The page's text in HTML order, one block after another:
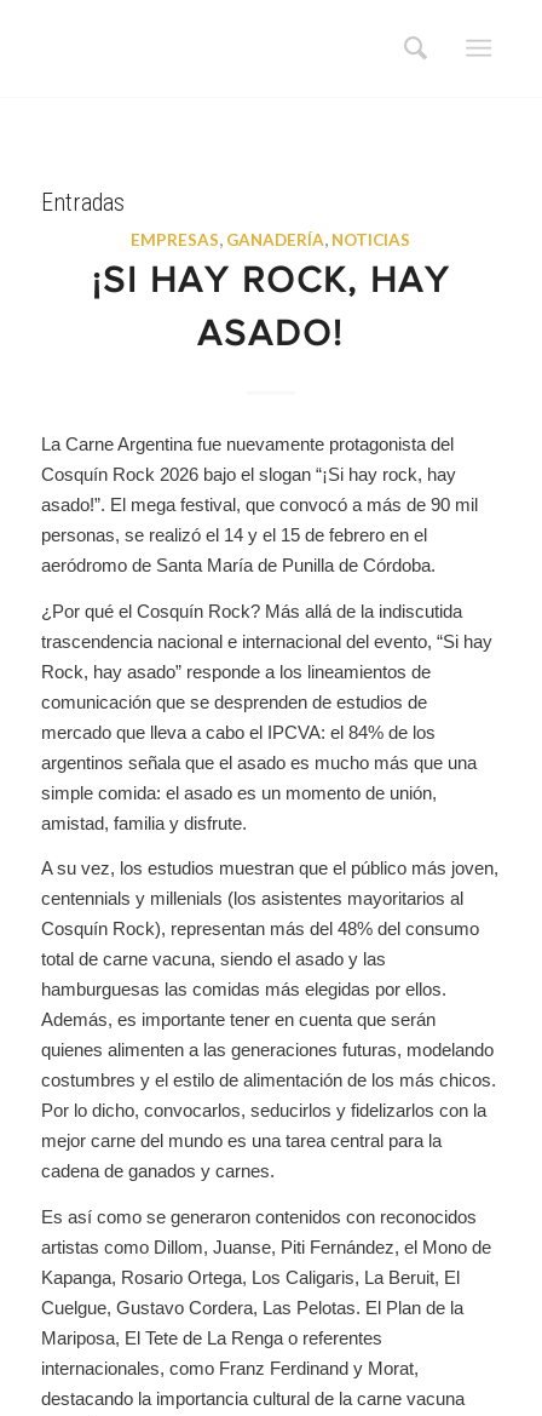
Entradas
EMPRESAS, GANADERÍA, NOTICIAS
¡SI HAY ROCK, HAY
ASADO!
La Carne Argentina fue nuevamente protagonista del
Cosquín Rock 2026 bajo el slogan “¡Si hay rock, hay
asado!”. El mega festival, que convocó a más de 90 mil
personas, se realizó el 14 y el 15 de febrero en el
aeródromo de Santa María de Punilla de Córdoba.
¿Por qué el Cosquín Rock? Más allá de la indiscutida
trascendencia nacional e internacional del evento, “Si hay
Rock, hay asado” responde a los lineamientos de
comunicación que se desprenden de estudios de
mercado que lleva a cabo el IPCVA: el 84% de los
argentinos señala que el asado es mucho más que una
simple comida: el asado es un momento de unión,
amistad, familia y disfrute.
A su vez, los estudios muestran que el público más joven,
centennials y millenials (los asistentes mayoritarios al
Cosquín Rock), representan más del 48% del consumo
total de carne vacuna, siendo el asado y las
hamburguesas las comidas más elegidas por ellos.
Además, es importante tener en cuenta que serán
quienes alimenten a las generaciones futuras, modelando
costumbres y el estilo de alimentación de los más chicos.
Por lo dicho, convocarlos, seducirlos y fidelizarlos con la
mejor carne del mundo es una tarea central para la
cadena de ganados y carnes.
Es así como se generaron contenidos con reconocidos
artistas como Dillom, Juanse, Piti Fernández, el Mono de
Kapanga, Rosario Ortega, Los Caligaris, La Beruit, El
Cuelgue, Gustavo Cordera, Las Pelotas. El Plan de la
Mariposa, El Tete de La Renga o referentes
internacionales, como Franz Ferdinand y Morat,
destacando la importancia cultural de la carne vacuna